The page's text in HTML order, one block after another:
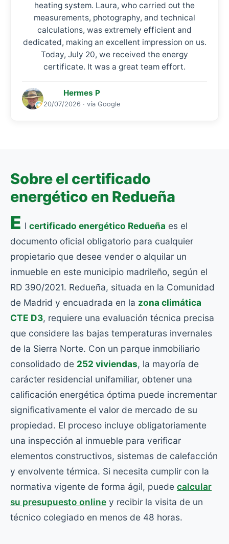
heating system. Laura, who carried out the
measurements, photography, and technical
calculations, was extremely efficient and
dedicated, making an excellent impression on us.
Today, July 20, we received the energy
certificate. It was a great team effort.
Hermes P
20/07/2026 · vía Google
Sobre el certificado
energético en Redueña
E l certificado energético Redueña es el
documento oficial obligatorio para cualquier
propietario que desee vender o alquilar un
inmueble en este municipio madrileño, según el
RD 390/2021. Redueña, situada en la Comunidad
de Madrid y encuadrada en la zona climática
CTE D3, requiere una evaluación técnica precisa
que considere las bajas temperaturas invernales
de la Sierra Norte. Con un parque inmobiliario
consolidado de 252 viviendas, la mayoría de
carácter residencial unifamiliar, obtener una
calificación energética óptima puede incrementar
significativamente el valor de mercado de su
propiedad. El proceso incluye obligatoriamente
una inspección al inmueble para verificar
elementos constructivos, sistemas de calefacción
y envolvente térmica. Si necesita cumplir con la
normativa vigente de forma ágil, puede calcular
su presupuesto online y recibir la visita de un
técnico colegiado en menos de 48 horas.